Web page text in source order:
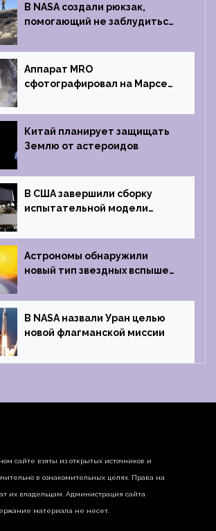
В NASA создали рюкзак,
помогающий не заблудиться
Аппарат MRO
сфотографировал на Марсе
на отпечаток пальца
Китай планирует защищать
Землю от астероидов
В США завершили сборку
испытательной модели
Griffin
Астрономы обнаружили
новый тип звездных вспышек
В NASA назвали Уран целью
новой флагманской миссии
сайте взяты из открытых источников и
в ознакомительных целях. Права на
их владельцам. Администрация сайта
материала не несет.